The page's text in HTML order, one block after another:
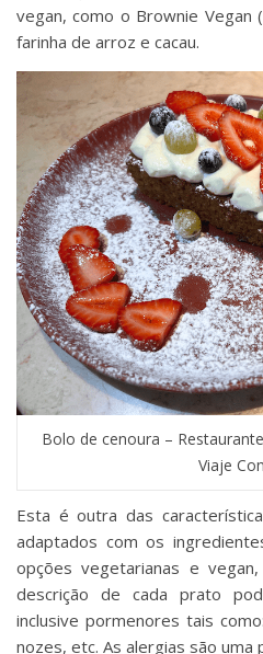
vegan, como o Brownie
farinha de arroz e cacau.
Bolo de cenoura –
Viaje
Esta é outra das
adaptados com os
opções vegetarianas e
descrição de cada prato
inclusive pormenores tais
nozes, etc. As alergias são uma